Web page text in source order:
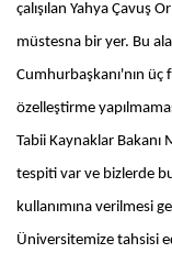
çalışılan Yahya Çavuş
müstesna bir yer. Bu
Cumhurbaşkanı'nın üç
özelleştirme
Tabii Kaynaklar
tespiti var ve bizlerde
kullanımına verilmesi
Üniversitemize tahsisi